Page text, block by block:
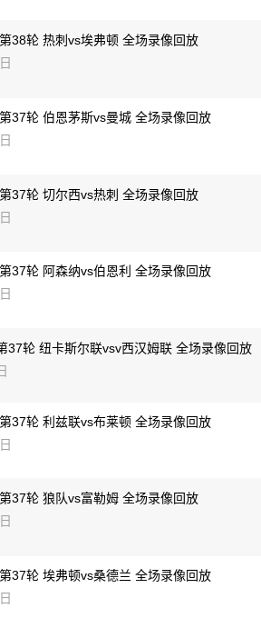
38轮 热刺vs埃弗顿 全场录像回放
37轮 伯恩茅斯vs曼城 全场录像回放
37轮 切尔西vs热刺 全场录像回放
37轮 阿森纳vs伯恩利 全场录像回放
37轮 纽卡斯尔联vsv西汉姆联 全场录像回放
37轮 利兹联vs布莱顿 全场录像回放
37轮 狼队vs富勒姆 全场录像回放
37轮 埃弗顿vs桑德兰 全场录像回放